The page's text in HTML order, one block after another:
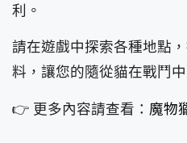
利。
請在遊戲中探索各種地點
料，讓您的隨從貓在戰鬥
👉 更多內容請查看： 魔物